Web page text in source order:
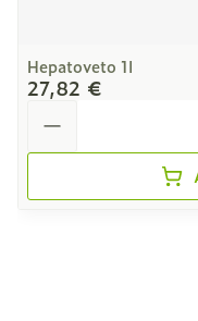
Hepatoveto 1l
27,82 €